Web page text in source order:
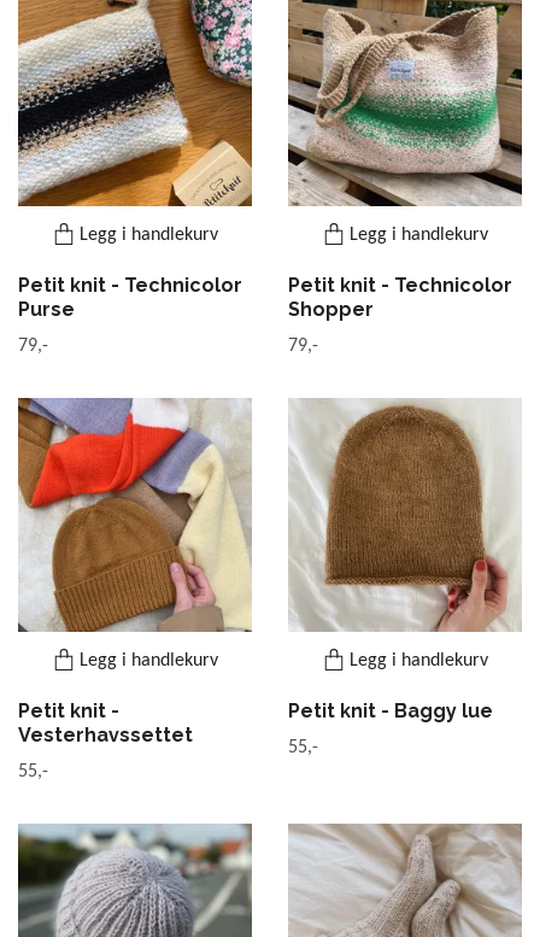
Legg i handlekurv
Petit knit - Technicolor
Purse
79,-
Legg i handlekurv
Petit knit - Technicolor
Shopper
79,-
Legg i handlekurv
Petit knit -
Vesterhavssettet
55,-
Legg i handlekurv
Petit knit - Baggy lue
55,-